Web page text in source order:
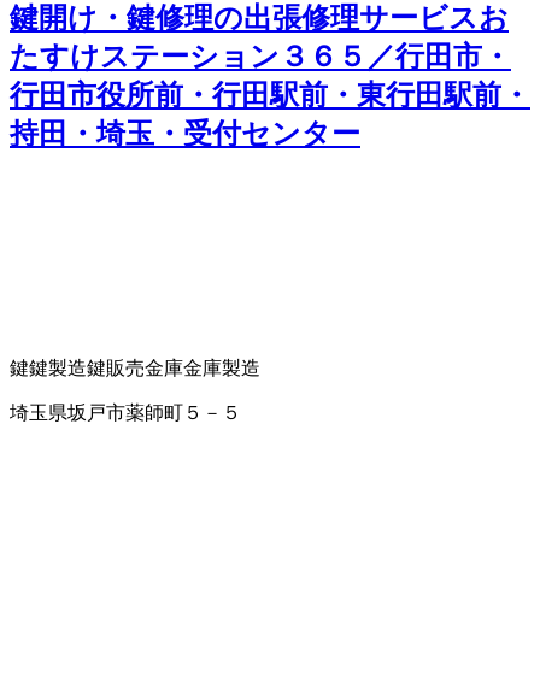
鍵開け・鍵修理の出張修理サービスお
たすけステーション３６５／行田市・
行田市役所前・行田駅前・東行田駅前・
持田・埼玉・受付センター
鍵鍵製造鍵販売金庫金庫製造
埼玉県坂戸市薬師町５－５